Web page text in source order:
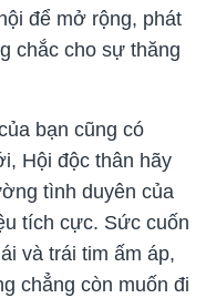
để mở rộng, phát
chắc cho sự thăng
bạn cũng có
Hội độc thân hãy
tình duyên của
tích cực. Sức cuốn
và trái tim ấm áp,
chẳng còn muốn đi